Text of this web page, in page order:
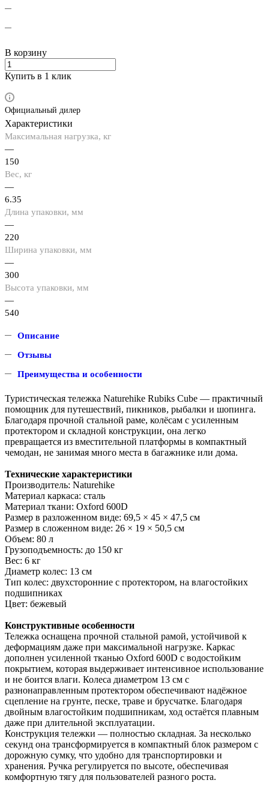
В корзину
Купить в 1 клик
Официальный дилер
Характеристики
Максимальная нагрузка, кг
—
150
Вес, кг
—
6.35
Длина упаковки, мм
—
220
Ширина упаковки, мм
—
300
Высота упаковки, мм
—
540
Описание
Отзывы
Преимущества и особенности
Туристическая тележка Naturehike Rubiks Cube — практичный
помощник для путешествий, пикников, рыбалки и шопинга.
Благодаря прочной стальной раме, колёсам с усиленным
протектором и складной конструкции, она легко
превращается из вместительной платформы в компактный
чемодан, не занимая много места в багажнике или дома.
Технические характеристики
Производитель: Naturehike
Материал каркаса: сталь
Материал ткани: Oxford 600D
Размер в разложенном виде: 69,5 × 45 × 47,5 см
Размер в сложенном виде: 26 × 19 × 50,5 см
Объем: 80 л
Грузоподъемность: до 150 кг
Вес: 6 кг
Диаметр колес: 13 см
Тип колес: двухсторонние с протектором, на влагостойких
подшипниках
Цвет: бежевый
Конструктивные особенности
Тележка оснащена прочной стальной рамой, устойчивой к
деформациям даже при максимальной нагрузке. Каркас
дополнен усиленной тканью Oxford 600D с водостойким
покрытием, которая выдерживает интенсивное использование
и не боится влаги. Колеса диаметром 13 см с
разнонаправленным протектором обеспечивают надёжное
сцепление на грунте, песке, траве и брусчатке. Благодаря
двойным влагостойким подшипникам, ход остаётся плавным
даже при длительной эксплуатации.
Конструкция тележки — полностью складная. За несколько
секунд она трансформируется в компактный блок размером с
дорожную сумку, что удобно для транспортировки и
хранения. Ручка регулируется по высоте, обеспечивая
комфортную тягу для пользователей разного роста.